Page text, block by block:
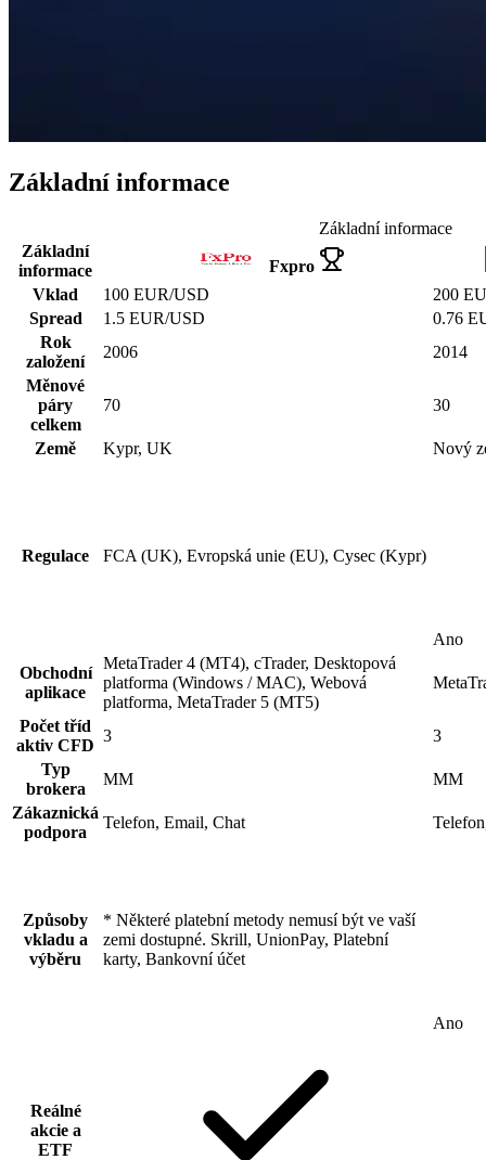
Základní informace
Základní informace
Základní
informace
Fxpro
Vklad
100 EUR/USD
200
Spread
1.5 EUR/USD
0.76
Rok
založení
2006
2014
Měnové
páry
celkem
70 30
Země Kypr, UK Nový
Regulace FCA (UK), Evropská unie (EU), Cysec (Kypr)
Ano
Obchodní
aplikace
MetaTrader 4 (MT4), cTrader, Desktopová
platforma (Windows / MAC), Webová
platforma, MetaTrader 5 (MT5)
Počet tříd
aktiv CFD
3
3
Typ
brokera
MM
MM
Zákaznická
podpora
Telefon, Email, Chat
Způsoby
vkladu a
výběru
* Některé platební metody nemusí být ve vaší
zemi dostupné. Skrill, UnionPay, Platební
karty, Bankovní účet
Ano
Reálné
akcie a
ETF